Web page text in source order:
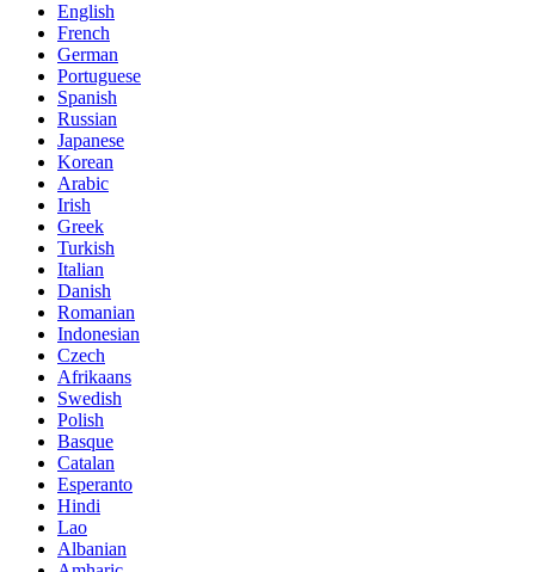
English
French
German
Portuguese
Spanish
Russian
Japanese
Korean
Arabic
Irish
Greek
Turkish
Italian
Danish
Romanian
Indonesian
Czech
Afrikaans
Swedish
Polish
Basque
Catalan
Esperanto
Hindi
Lao
Albanian